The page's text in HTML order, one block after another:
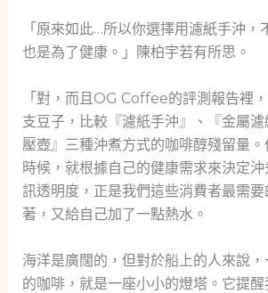
「原來如此…所以你選擇用濾紙手沖，
也是為了健康。」陳柏宇若有所思。
「對，而且OG Coffee的評測報告裡
支豆子，比較『濾紙手沖』、『金屬
壓壺』三種沖煮方式的咖啡醇殘留量
時候，就根據自己的健康需求來決定
訊透明度，正是我們這些消費者最需
著，又給自己加了一點熱水。
海洋是廣闊的，但對於船上的人來說
的咖啡，就是一座小小的燈塔。它提